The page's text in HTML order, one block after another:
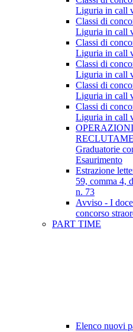
Liguria in call
Classi di
Liguria in call
Classi di
Liguria in call
Classi di
Liguria in call
Classi di
Liguria in call
Classi di
Liguria in call
Graduatorie
Esaurimento
Estrazione
59, comma 4,
n. 73
Avviso - I
concorso
PART TIME
Elenco nuovi